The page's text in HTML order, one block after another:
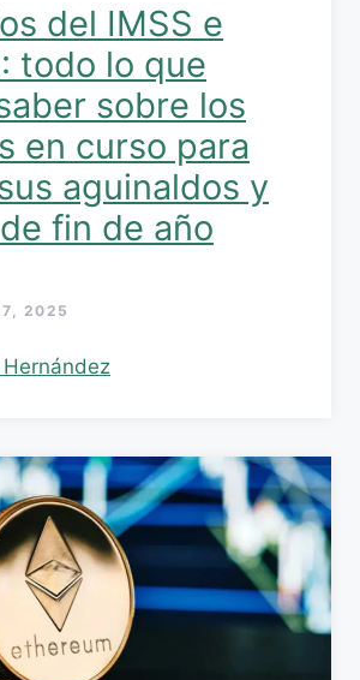
del IMSS e
todo lo que
sobre los
en curso para
aguinaldos y
fin de año
2025